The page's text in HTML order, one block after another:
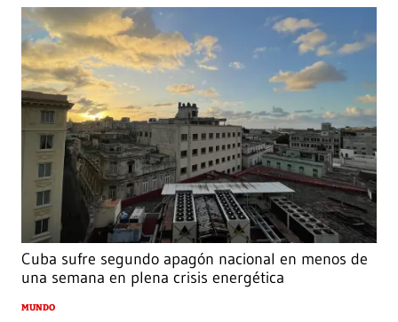
Cuba sufre segundo apagón nacional en menos de
una semana en plena crisis energética
MUNDO